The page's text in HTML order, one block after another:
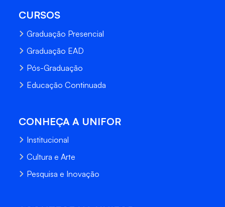
CURSOS
Graduação Presencial
Graduação EAD
Pós-Graduação
Educação Continuada
CONHEÇA A UNIFOR
Institucional
Cultura e Arte
Pesquisa e Inovação